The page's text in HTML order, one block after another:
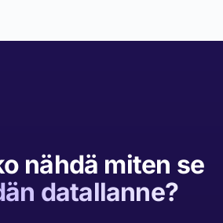
nähdä miten se
datallanne?